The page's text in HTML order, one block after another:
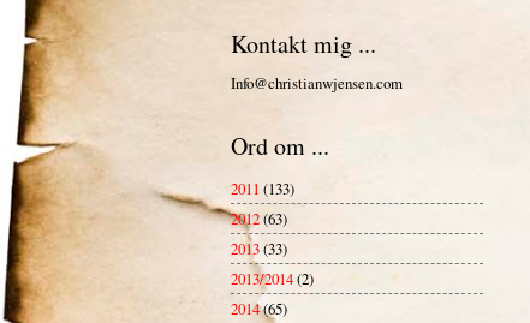
Kontakt mig ...
Info@christianwjensen.com
Ord om ...
2011 (133)
2012(63)
2013(33)
2013/2014(2)
2014(65)